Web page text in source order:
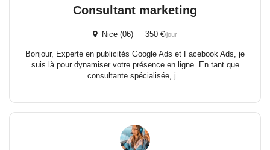
Consultant marketing
Nice (06) 350 €/jour
Bonjour, Experte en publicités Google Ads et Facebook Ads, je
suis là pour dynamiser votre présence en ligne. En tant que
consultante spécialisée, j...